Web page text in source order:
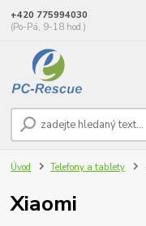
+420 775994030
(Po-Pá, 9-18 hod.)
Úvod Telefony a tablety
Xiaomi